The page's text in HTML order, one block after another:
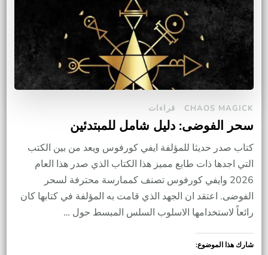
CHAOS MAGICK قراءات
سحر الفوضى: دليل شامل للمبتدئين
كتاب صدر حديثا للمؤلفة ايفي كورفوس ويعد من بين الكتب
التي اجدها ذات طابع مميز هذا الكتاب الذي صدر هذا العام
2026 وايفي كورفوس تصنف كممارسة محترفة لسحر
الفوضى. اعتقد ان الجهد الذي قامت به المؤلفة في كتابها كان
رائعاً لاستخدامها الاسلوب السلس المبسط حول …
شارك هذا الموضوع: